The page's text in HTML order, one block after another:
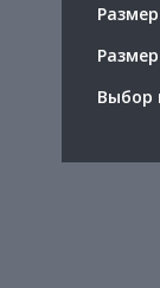
Выбор